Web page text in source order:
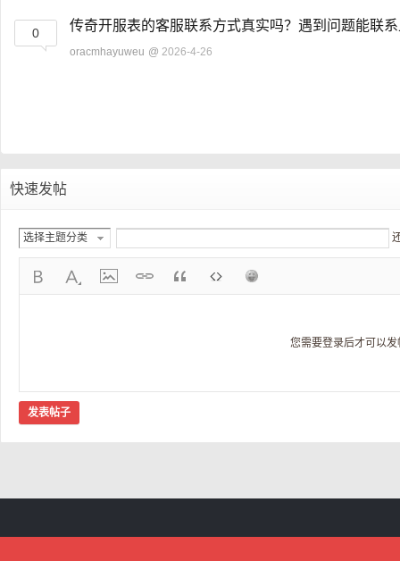
0 传奇开服表的客服联系方式真实吗？遇到问题能联
oracmhayuweu @ 2026-4-26
快速发帖
选择主题分类
您需要登录后才可以
发表帖子